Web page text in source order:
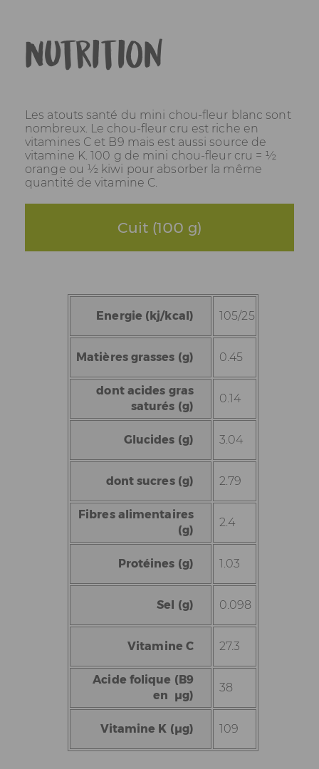
Nutrition
Les atouts santé du mini chou-fleur blanc sont
nombreux. Le chou-fleur cru est riche en
vitamines C et B9 mais est aussi source de
vitamine K. 100 g de mini chou-fleur cru = ½
orange ou ½ kiwi pour absorber la même
quantité de vitamine C.
Cuit (100 g)
Energie (kj/kcal) 105/25
Matières grasses (g) 0.45
dont acides gras
saturés (g)
0.14
Glucides (g) 3.04
dont sucres (g) 2.79
Fibres alimentaires
(g)
2.4
Protéines (g) 1.03
Sel (g) 0.098
Vitamine C 27.3
Acide folique (B9
en µg)
38
Vitamine K (µg) 109